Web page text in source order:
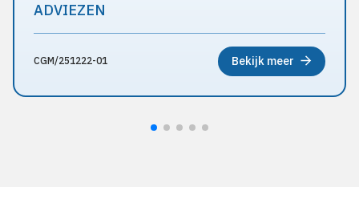
ADVIEZEN
CGM/251222-01 Bekijk meer